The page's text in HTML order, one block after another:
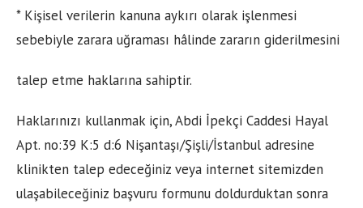
* Kişisel verilerin kanuna aykırı olarak işlenmesi
sebebiyle zarara uğraması hâlinde zararın giderilmesini
talep etme haklarına sahiptir.
Haklarınızı kullanmak için, Abdi İpekçi Caddesi Hayal
Apt. no:39 K:5 d:6 Nişantaşı/Şişli/İstanbul adresine
klinikten talep edeceğiniz veya internet sitemizden
ulaşabileceğiniz başvuru formunu doldurduktan sonra